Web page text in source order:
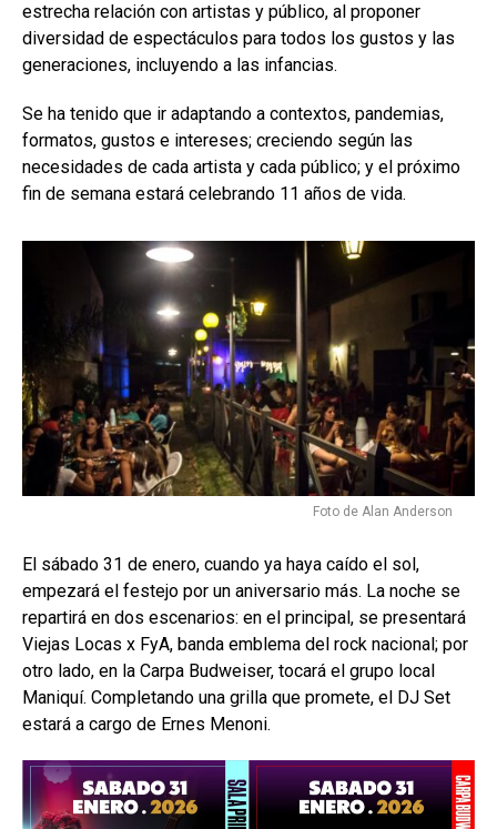
estrecha relación con artistas y público, al proponer
diversidad de espectáculos para todos los gustos y las
generaciones, incluyendo a las infancias.
Se ha tenido que ir adaptando a contextos, pandemias,
formatos, gustos e intereses; creciendo según las
necesidades de cada artista y cada público; y el próximo
fin de semana estará celebrando 11 años de vida.
Foto de Alan Anderson
El sábado 31 de enero, cuando ya haya caído el sol,
empezará el festejo por un aniversario más. La noche se
repartirá en dos escenarios: en el principal, se presentará
Viejas Locas x FyA, banda emblema del rock nacional; por
otro lado, en la Carpa Budweiser, tocará el grupo local
Maniquí. Completando una grilla que promete, el DJ Set
estará a cargo de Ernes Menoni.